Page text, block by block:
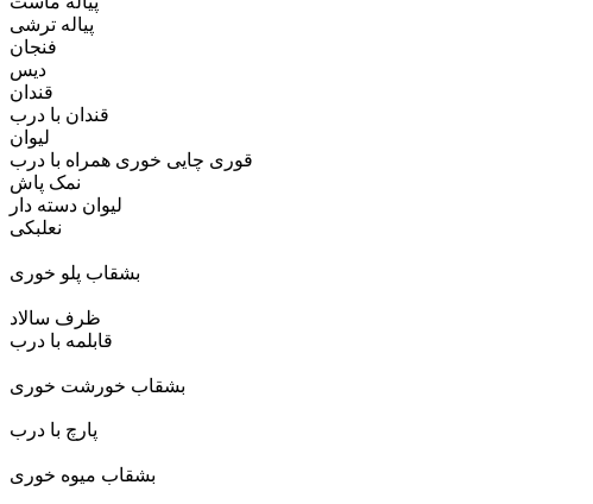
پیاله ترشی
فنجان
دیس
قندان
قندان با درب
لیوان
قوری چایی خوری همراه با درب
نمک پاش
لیوان دسته دار
نعلبکی
بشقاب پلو خوری
ظرف سالاد
قابلمه با درب
بشقاب خورشت خوری
پارچ با درب
بشقاب میوه خوری